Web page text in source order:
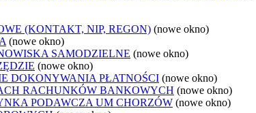
(KONTAKT, NIP, REGON) (nowe okno)
(nowe okno)
SAMODZIELNE (nowe okno)
(nowe okno)
DOKONYWANIA PŁATNOŚCI (nowe okno)
RACHUNKÓW BANKOWYCH (nowe okno)
PODAWCZA UM CHORZÓW (nowe okno)